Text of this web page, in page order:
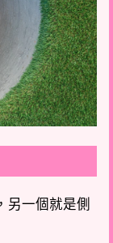
另一個就是側